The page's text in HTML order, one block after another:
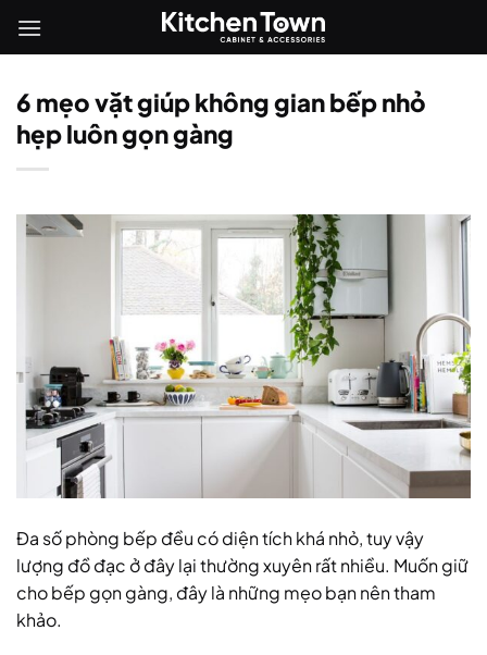
qua
dung
6 mẹo vặt giúp không gian bếp nhỏ
hẹp luôn gọn gàng
Đa số phòng bếp đều có diện tích khá nhỏ, tuy vậy
lượng đồ đạc ở đây lại thường xuyên rất nhiều. Muốn giữ
cho bếp gọn gàng, đây là những mẹo bạn nên tham
khảo.